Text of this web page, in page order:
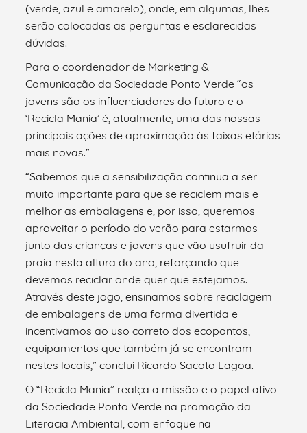
(verde, azul e amarelo), onde, em algumas, lhes
serão colocadas as perguntas e esclarecidas
dúvidas.
Para o coordenador de Marketing &
Comunicação da Sociedade Ponto Verde “os
jovens são os influenciadores do futuro e o
‘Recicla Mania’ é, atualmente, uma das nossas
principais ações de aproximação às faixas etárias
mais novas.”
“Sabemos que a sensibilização continua a ser
muito importante para que se reciclem mais e
melhor as embalagens e, por isso, queremos
aproveitar o período do verão para estarmos
junto das crianças e jovens que vão usufruir da
praia nesta altura do ano, reforçando que
devemos reciclar onde quer que estejamos.
Através deste jogo, ensinamos sobre reciclagem
de embalagens de uma forma divertida e
incentivamos ao uso correto dos ecopontos,
equipamentos que também já se encontram
nestes locais,” conclui Ricardo Sacoto Lagoa.
O “Recicla Mania” realça a missão e o papel ativo
da Sociedade Ponto Verde na promoção da
Literacia Ambiental, com enfoque na